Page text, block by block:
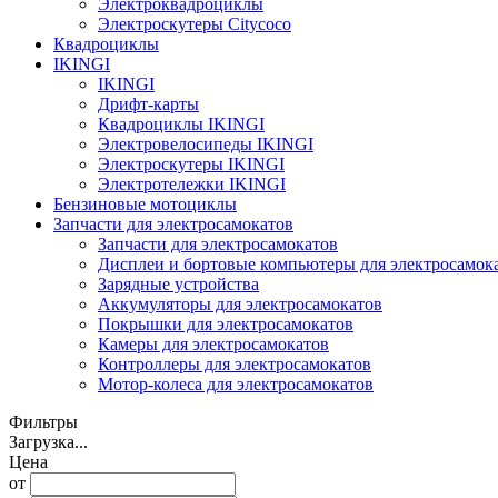
Электроквадроциклы
Электроскутеры Citycoco
Квадроциклы
IKINGI
IKINGI
Дрифт-карты
Квадроциклы IKINGI
Электровелосипеды IKINGI
Электроскутеры IKINGI
Электротележки IKINGI
Бензиновые мотоциклы
Запчасти для электросамокатов
Запчасти для электросамокатов
Дисплеи и бортовые компьютеры для
Зарядные устройства
Аккумуляторы для электросамокатов
Покрышки для электросамокатов
Камеры для электросамокатов
Контроллеры для электросамокатов
Мотор-колеса для электросамокатов
Фильтры
Загрузка...
Цена
от